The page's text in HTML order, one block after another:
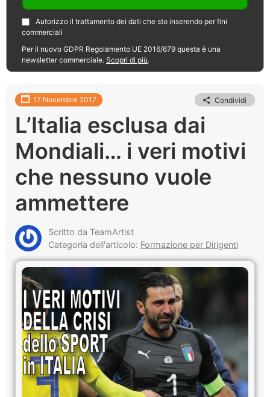
Autorizzo il trattamento dei dati che sto inserendo per fini
commerciali
Per il nuovo GDPR Regolamento UE 2016/679 questa è una
newsletter commerciale. Scopri di più.
17 Novembre 2017 Condividi
L’Italia esclusa dai
Mondiali… i veri motivi
che nessuno vuole
ammettere
Scritto da TeamArtist
Categoria dell'articolo: Formazione per Dirigenti